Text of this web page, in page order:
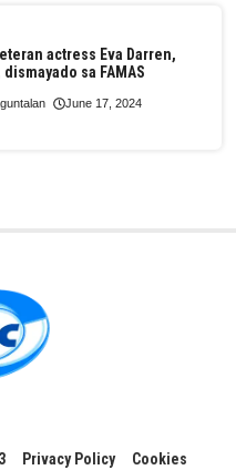
actress Eva Darren,
sa FAMAS
June 17, 2024
Privacy Policy Cookies